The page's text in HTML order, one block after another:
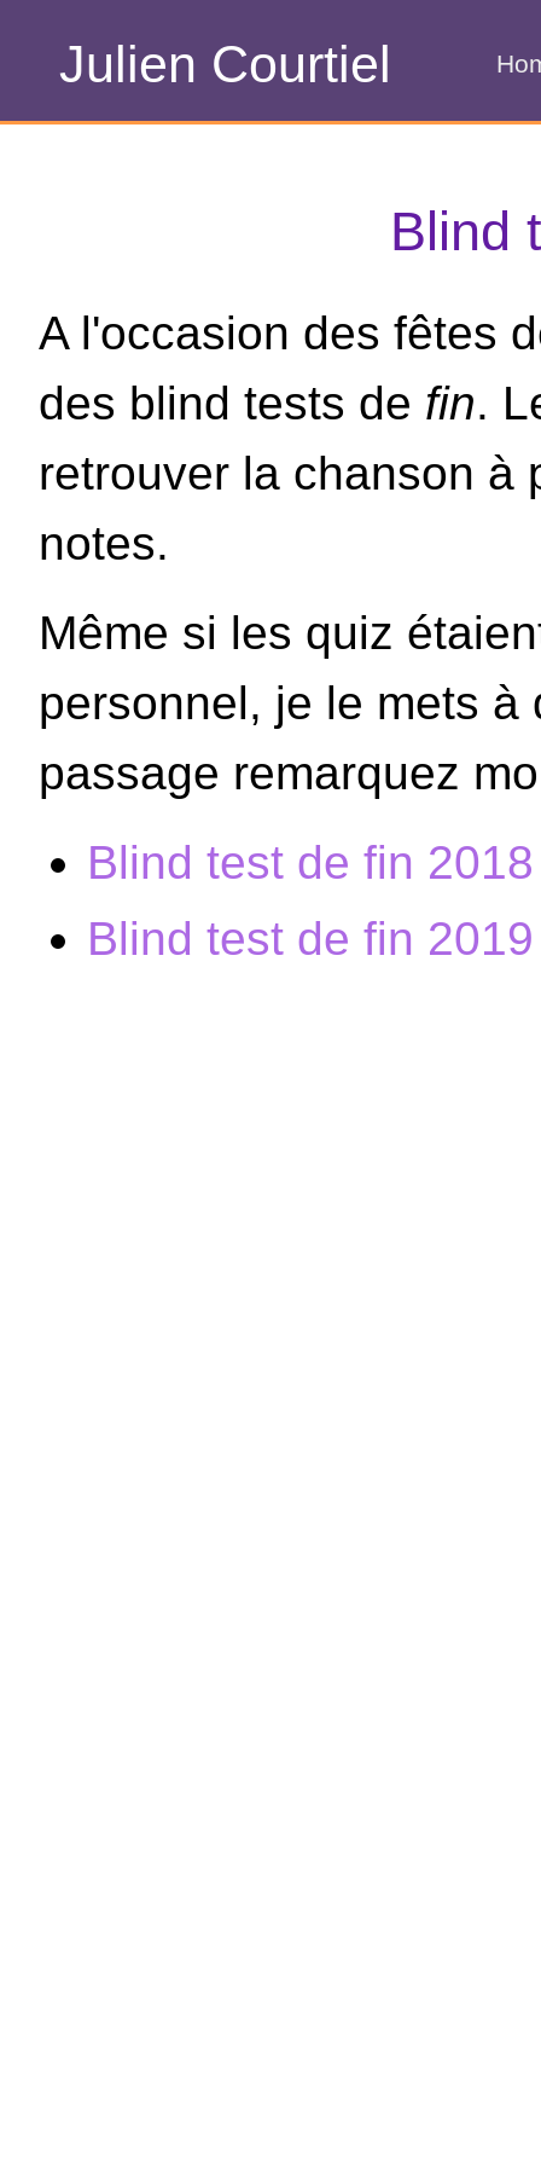
Julien Courtiel
Blind
A l'occasion des fêtes
des blind tests de fin.
retrouver la chanson à
notes.
Même si les quiz
personnel, je le mets
passage remarquez
Blind test de fin 2018
Blind test de fin 2019